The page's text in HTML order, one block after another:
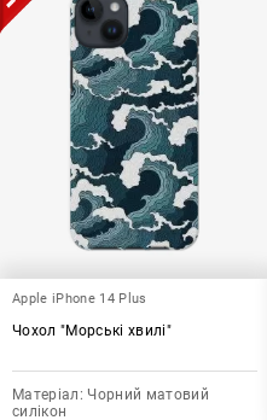
Apple iPhone 14 Plus
Чохол "Морські хвилі"
Матеріал: Чорний матовий
силікон